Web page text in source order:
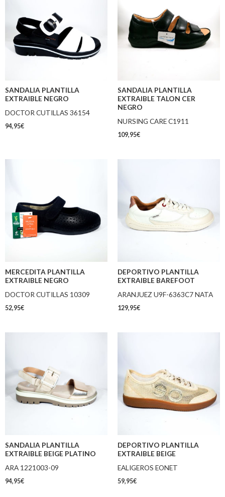
SANDALIA PLANTILLA
EXTRAIBLE NEGRO
DOCTOR CUTILLAS 36154
94,95€
SANDALIA PLANTILLA
EXTRAIBLE TALON CER
NEGRO
NURSING CARE C1911
109,95€
MERCEDITA PLANTILLA
EXTRAIBLE NEGRO
DOCTOR CUTILLAS 10309
52,95€
DEPORTIVO PLANTILLA
EXTRAIBLE BAREFOOT
ARANJUEZ U9F-6363C7 NATA
129,95€
SANDALIA PLANTILLA
EXTRAIBLE BEIGE PLATINO
ARA 1221003-09
94,95€
DEPORTIVO PLANTILLA
EXTRAIBLE BEIGE
EALIGEROS EONET
59,95€